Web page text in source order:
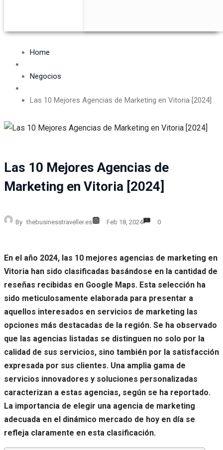
Home
Negocios
Las 10 Mejores Agencias de Marketing en Vitoria [2024]
Las 10 Mejores Agencias de
Marketing en Vitoria [2024]
By thebusinesstraveller.es Feb 18, 2024 0
En el año 2024, las 10 mejores agencias de marketing en
Vitoria han sido clasificadas basándose en la cantidad de
reseñas recibidas en Google Maps. Esta selección ha
sido meticulosamente elaborada para presentar a
aquellos interesados en servicios de marketing las
opciones más destacadas de la región. Se ha observado
que las agencias listadas se distinguen no solo por la
calidad de sus servicios, sino también por la satisfacción
expresada por sus clientes. Una amplia gama de
servicios innovadores y soluciones personalizadas
caracterizan a estas agencias, según se ha reportado.
La importancia de elegir una agencia de marketing
adecuada en el dinámico mercado de hoy en día se
refleja claramente en esta clasificación.